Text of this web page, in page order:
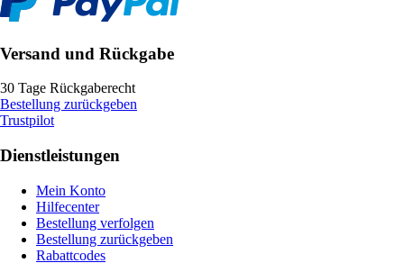
Versand und Rückgabe
30 Tage Rückgaberecht
Bestellung zurückgeben
Trustpilot
Dienstleistungen
Mein Konto
Hilfecenter
Bestellung verfolgen
Bestellung zurückgeben
Rabattcodes